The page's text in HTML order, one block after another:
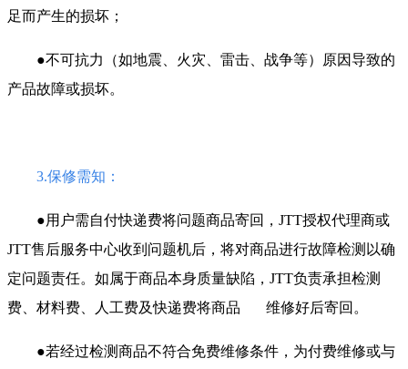
足而产生的损坏；
●不可抗力（如地震、火灾、雷击、战争等）原因导致的
产品故障或损坏。
3.保修需知：
●用户需自付快递费将问题商品寄回，JTT授权代理商或
JTT售后服务中心收到问题机后，将对商品进行故障检测以确
定问题责任。如属于商品本身质量缺陷，JTT负责承担检测
费、材料费、人工费及快递费将商品 维修好后寄回。
●若经过检测商品不符合免费维修条件，为付费维修或与